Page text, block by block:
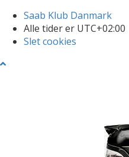
Saab Klub Danmark
Alle tider er UTC+02:00
Slet cookies